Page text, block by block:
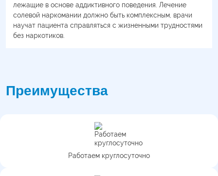
лежащие в основе аддиктивного поведения. Лечение
солевой наркомании должно быть комплексным, врачи
научат пациента справляться с жизненными трудностями
без наркотиков.
Преимущества
Работаем круглосуточно